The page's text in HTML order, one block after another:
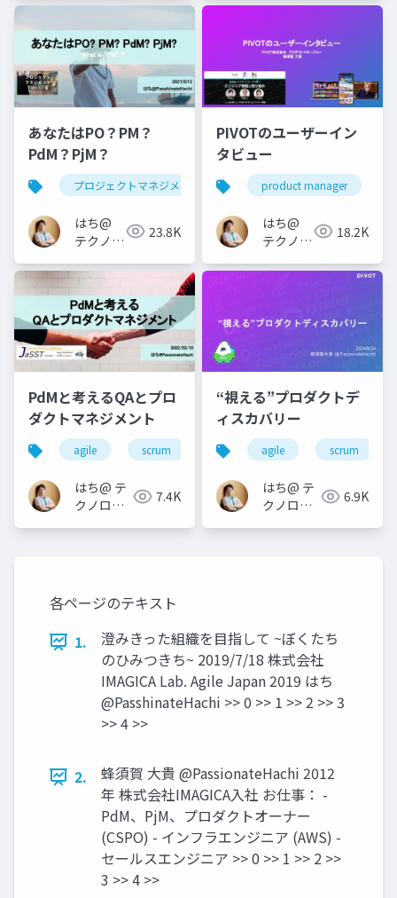
ィア
「Newbee」
ィア
あなたはPO？PM？
PdM？PjM？
プロジェクトマネジメント project management
はち@
テクノロ
ィア
「Newbee」
23.8K
PIVOTのユーザーイン
タビュー
product manager
はち@
テクノロ
ィア
18.2K
PdMと考えるQAとプロ
ダクトマネジメント
agile scrum qa jasst tokyo
はち@ テ
クノロジ
7.4K
“視える”プロダクトデ
ィスカバリー
agile scrum
はち@ テ
クノロジ
6.9K
各ページのテキスト
1.
澄みきった組織を目指して ~ぼくたち
のひみつきち~ 2019/7/18 株式会社
IMAGICA Lab. Agile Japan 2019 はち
@PasshinateHachi >> 0 >> 1 >> 2 >> 3
>> 4 >>
2.
蜂須賀 大貴 @PassionateHachi 2012
年 株式会社IMAGICA入社 お仕事： -
PdM、PjM、プロダクトオーナー
(CSPO) - インフラエンジニア (AWS) -
セールスエンジニア >> 0 >> 1 >> 2 >>
3 >> 4 >>